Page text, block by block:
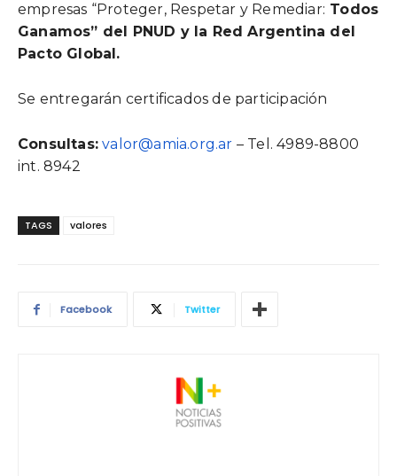
empresas “Proteger, Respetar y Remediar: Todos
Ganamos” del PNUD y la Red Argentina del
Pacto Global.
Se entregarán certificados de participación
Consultas: valor@amia.org.ar – Tel. 4989-8800
int. 8942
TAGS valores
Facebook Twitter